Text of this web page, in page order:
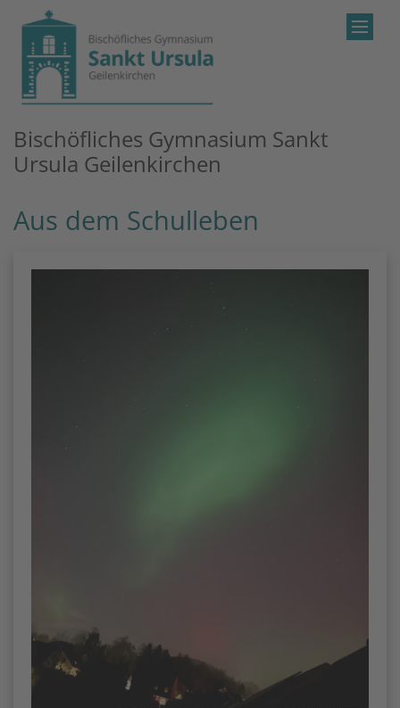
Zum Inhalt springen
Bischöfliches Gymnasium Sankt
Ursula Geilenkirchen
Aus dem Schulleben